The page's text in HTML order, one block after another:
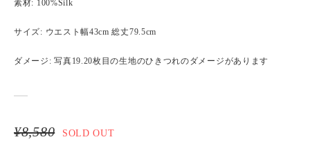
素材: 100%Silk
サイズ: ウエスト幅43cm 総丈79.5cm
ダメージ: 写真19.20枚目の生地のひきつれのダメージがあります
¥8,580 SOLD OUT